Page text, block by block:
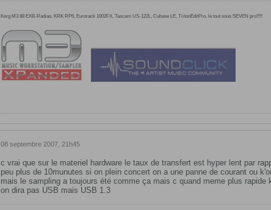
Korg M3 88 EXB-Radias, KRK RP6, Eurorack 1002FX, Tascam US-122L, Cubase LE, TritonEditPro, le tout sous SEVEN pro!!!!!
08 septembre 2007, 21h45
c vrai que sur le materiel hardware le taux de transfert est hyper lent par
peu plus de 10munutes si on plein concert on a une panne de courant ou
mais le sampling a toujours été comme ça mais c quand meme plus
on dira pas USB mais USB 1.3